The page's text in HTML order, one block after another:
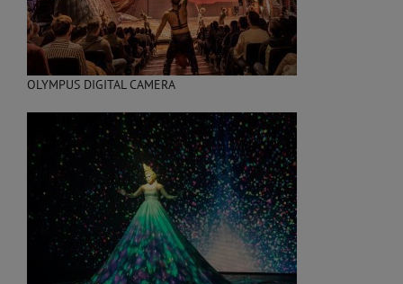
OLYMPUS DIGITAL CAMERA